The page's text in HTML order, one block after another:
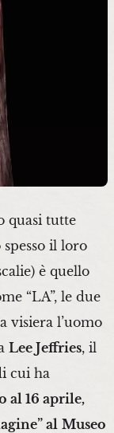
quasi tutte
il loro
è quello
“LA”, le due
visiera l’uomo
Lee Jeffries, il
cui ha
al 16 aprile,
al Museo